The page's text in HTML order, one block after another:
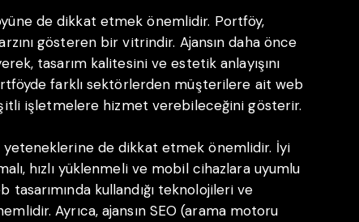
de dikkat etmek önemlidir. Portföy,
gösteren bir vitrindir. Ajansın daha önce
tasarım kalitesini ve estetik anlayışını
farklı sektörlerden müşterilere ait web
işletmelere hizmet verebileceğini gösterir.
yeteneklerine de dikkat etmek önemlidir. İyi
hızlı yüklenmeli ve mobil cihazlara uyumlu
tasarımında kullandığı teknolojileri ve
Ayrıca, ajansın SEO (arama motoru